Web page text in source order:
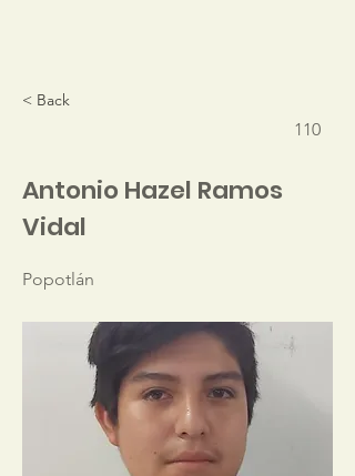
< Back
110
Antonio Hazel Ramos
Vidal
Popotlán